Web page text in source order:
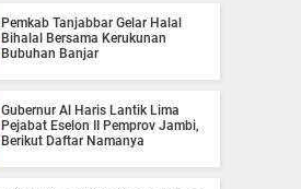
Pemkab Tanjabbar Gelar Halal
Bihalal Bersama Kerukunan
Bubuhan Banjar
Gubernur Al Haris Lantik Lima
Pejabat Eselon II Pemprov Jambi,
Berikut Daftar Namanya